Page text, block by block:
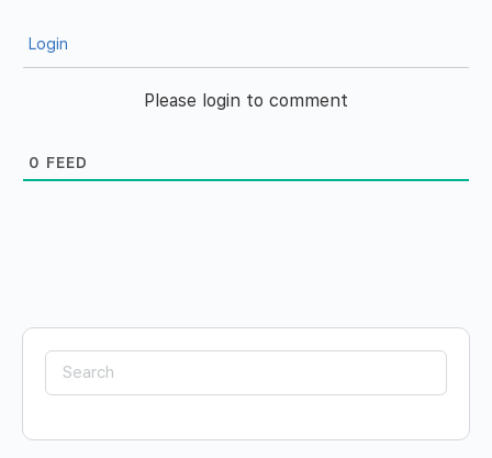
Login
Please login to comment
0 FEED
Search
for: